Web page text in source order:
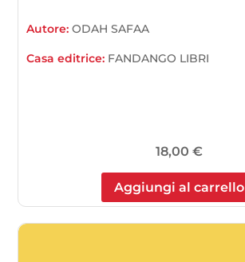
Autore:ODAH SAFAA
Casa editrice: FANDANGO LIBRI
18,00 €
Aggiungi al carrello